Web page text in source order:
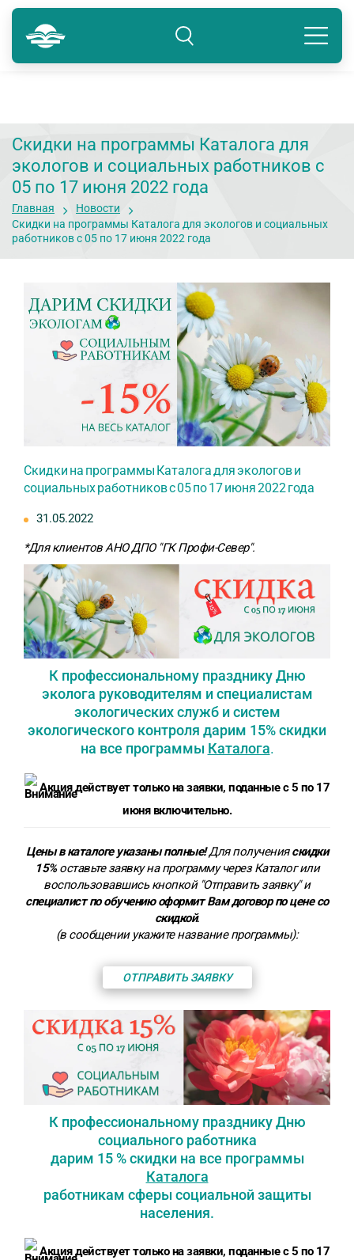
Краснодар
Подразделение: Краснодар
8 800 234-80-99
Скидки на программы Каталога для
экологов и социальных работников с
05 по 17 июня 2022 года
Главная
Новости
Скидки на программы Каталога для экологов и социальных
работников с 05 по 17 июня 2022 года
Скидки на программы Каталога для экологов и
социальных работников с 05 по 17 июня 2022 года
31.05.2022
*Для клиентов АНО ДПО "ГК Профи-Север".
К профессиональному празднику Дню
эколога руководителям и специалистам
экологических служб и систем
экологического контроля дарим 15% скидки
на все программы Каталога.
Акция действует только на заявки, поданные с 5 по 17
июня включительно.
Цены в каталоге указаны полные!Для полученияскидки
15%оставьте заявку на программу через Каталог или
воспользовавшись кнопкой "Отправить заявку" и
специалист по обучению оформит Вам договор по цене со
скидкой.
(в сообщении укажите название программы):
ОТПРАВИТЬ ЗАЯВКУ
К профессиональному празднику Дню
социального работника
дарим 15 % скидки на все программы
Каталога
работникам сферы социальной защиты
населения.
Акция действует только на заявки, поданные с 5 по 17